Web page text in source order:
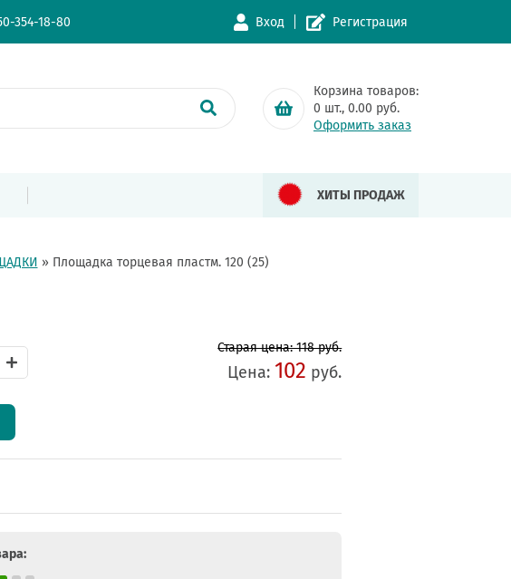
354-18-80 Вход Регистрация
Корзина товаров:
0 шт., 0.00 руб.
Оформить заказ
ХИТЫ ПРОДАЖ
» Площадка торцевая пластм. 120 (25)
Старая цена: 118 руб.
Цена: 102 руб.